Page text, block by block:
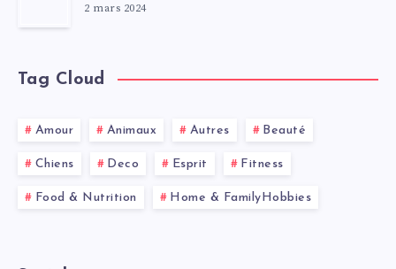
2 mars 2024
Tag Cloud
Amour Animaux Autres Beauté
Chiens Deco Esprit Fitness
Food & Nutrition Home & FamilyHobbies